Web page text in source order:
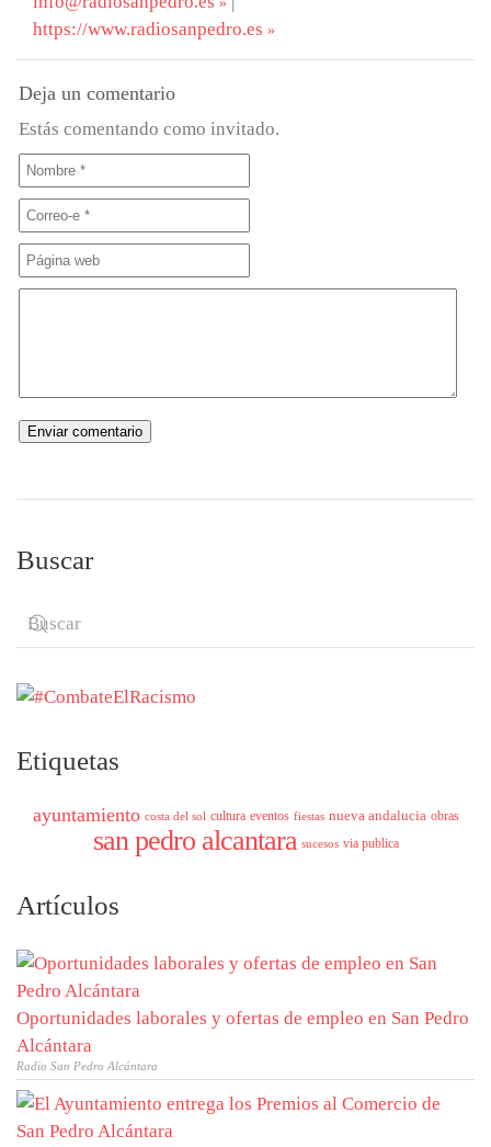
https://www.radiosanpedro.es
Deja un comentario
Estás comentando como invitado.
Buscar
Etiquetas
ayuntamiento costa del sol cultura eventos fiestas nueva andalucia obras
san pedro alcantara sucesos via publica
Artículos
Oportunidades laborales y ofertas de empleo en San Pedro
Alcántara
Radio San Pedro Alcántara